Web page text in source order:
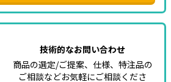
技術的なお問い合わせ
商品の選定/ご提案、仕様、特注品の
ご相談などお気軽にご相談くださ